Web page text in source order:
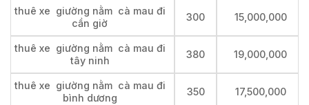
thuê xe giường nằm cà mau đi
cần giờ
300 15,000,000
thuê xe giường nằm cà mau đi
tây ninh
380 19,000,000
thuê xe giường nằm cà mau đi
bình dương
350 17,500,000